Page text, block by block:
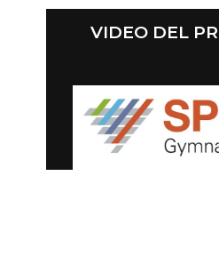
VIDEO DEL